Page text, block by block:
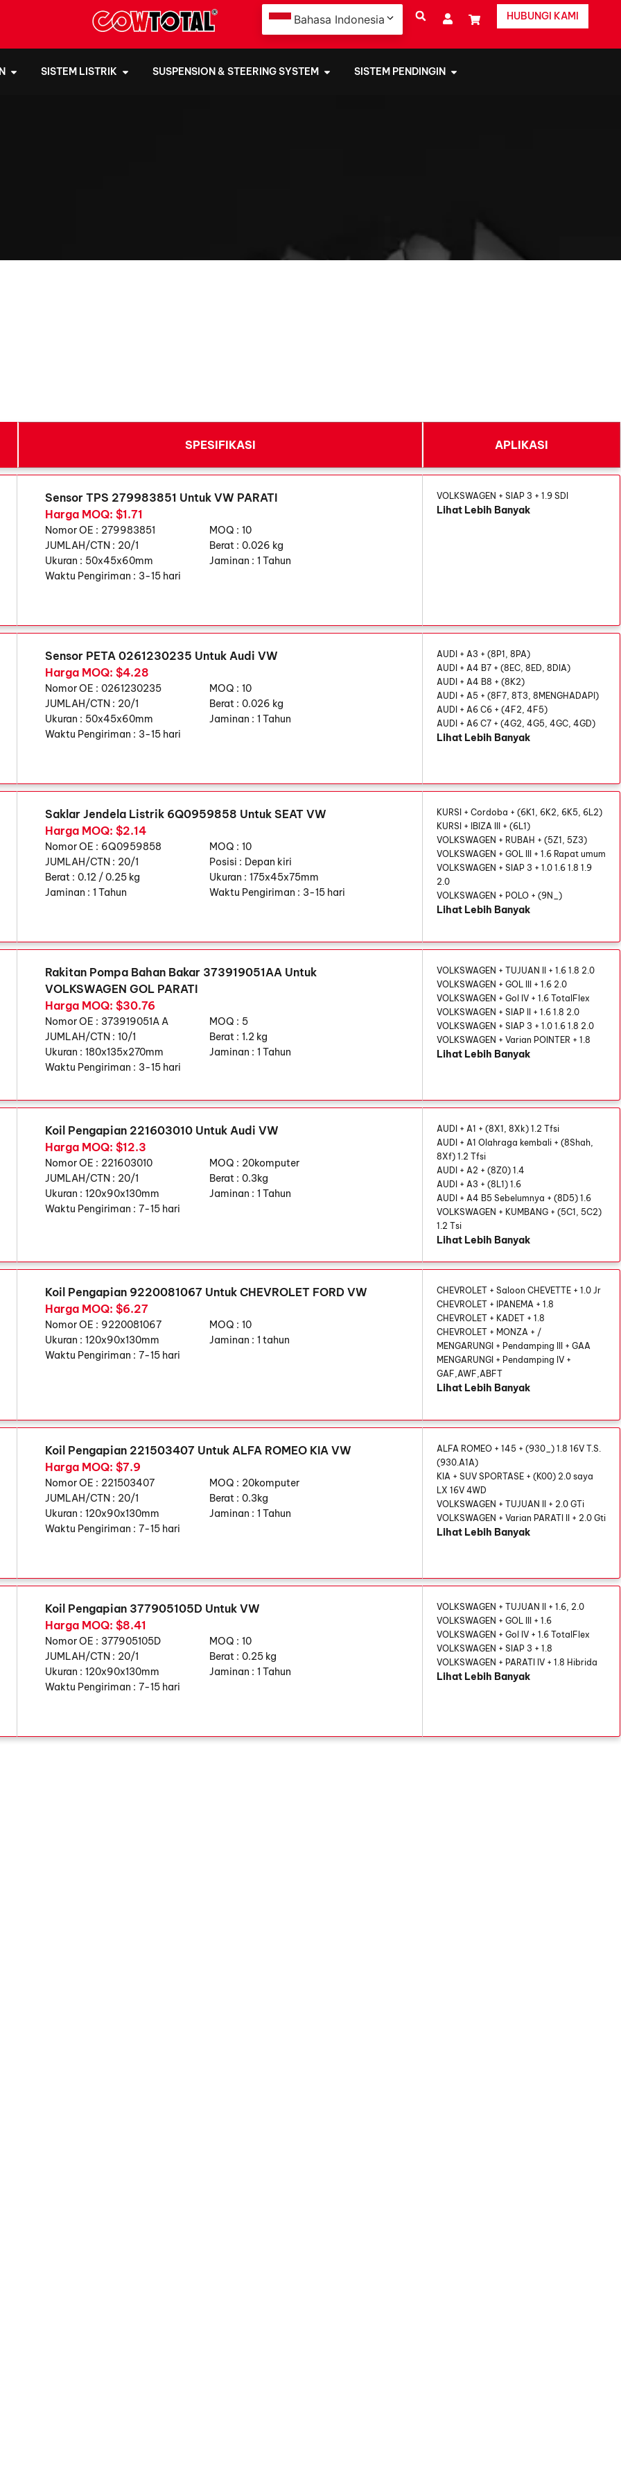
Bahasa Indonesia HUBUNGI KAMI
SISTEM LISTRIK SUSPENSION & STEERING SYSTEM SISTEM PENDINGIN
SPESIFIKASI APLIKASI
Sensor TPS 279983851 Untuk VW PARATI
Harga MOQ: $1.71
Nomor OE : 279983851 MOQ : 10
JUMLAH/CTN : 20/1 Berat : 0.026 kg
Ukuran : 50x45x60mm Jaminan : 1 Tahun
Waktu Pengiriman : 3-15 hari
VOLKSWAGEN + SIAP 3 + 1.9 SDI
Lihat Lebih Banyak
Sensor PETA 0261230235 Untuk Audi VW
Harga MOQ: $4.28
Nomor OE : 0261230235 MOQ : 10
JUMLAH/CTN : 20/1 Berat : 0.026 kg
Ukuran : 50x45x60mm Jaminan : 1 Tahun
Waktu Pengiriman : 3-15 hari
AUDI + A3 + (8P1, 8PA)
AUDI + A4 B7 + (8EC, 8ED, 8DIA)
AUDI + A4 B8 + (8K2)
AUDI + A5 + (8F7, 8T3, 8MENGHADAPI)
AUDI + A6 C6 + (4F2, 4F5)
AUDI + A6 C7 + (4G2, 4G5, 4GC, 4GD)
Lihat Lebih Banyak
Saklar Jendela Listrik 6Q0959858 Untuk SEAT VW
Harga MOQ: $2.14
Nomor OE : 6Q0959858 MOQ : 10
JUMLAH/CTN : 20/1 Posisi : Depan kiri
Berat : 0.12 / 0.25 kg Ukuran : 175x45x75mm
Jaminan : 1 Tahun Waktu Pengiriman : 3-15 hari
KURSI + Cordoba + (6K1, 6K2, 6K5, 6L2)
KURSI + IBIZA III + (6L1)
VOLKSWAGEN + RUBAH + (5Z1, 5Z3)
VOLKSWAGEN + GOL III + 1.6 Rapat umum
VOLKSWAGEN + SIAP 3 + 1.0 1.6 1.8 1.9
2.0
VOLKSWAGEN + POLO + (9N_)
Lihat Lebih Banyak
Rakitan Pompa Bahan Bakar 373919051AA Untuk
VOLKSWAGEN GOL PARATI
Harga MOQ: $30.76
Nomor OE : 373919051A A MOQ : 5
JUMLAH/CTN : 10/1 Berat : 1.2 kg
Ukuran : 180x135x270mm Jaminan : 1 Tahun
Waktu Pengiriman : 3-15 hari
VOLKSWAGEN + TUJUAN II + 1.6 1.8 2.0
VOLKSWAGEN + GOL III + 1.6 2.0
VOLKSWAGEN + Gol IV + 1.6 TotalFlex
VOLKSWAGEN + SIAP II + 1.6 1.8 2.0
VOLKSWAGEN + SIAP 3 + 1.0 1.6 1.8 2.0
VOLKSWAGEN + Varian POINTER + 1.8
Lihat Lebih Banyak
Koil Pengapian 221603010 Untuk Audi VW
Harga MOQ: $12.3
Nomor OE : 221603010 MOQ : 20komputer
JUMLAH/CTN : 20/1 Berat : 0.3kg
Ukuran : 120x90x130mm Jaminan : 1 Tahun
Waktu Pengiriman : 7-15 hari
AUDI + A1 + (8X1, 8Xk) 1.2 Tfsi
AUDI + A1 Olahraga kembali + (8Shah,
8Xf) 1.2 Tfsi
AUDI + A2 + (8Z0) 1.4
AUDI + A3 + (8L1) 1.6
AUDI + A4 B5 Sebelumnya + (8D5) 1.6
VOLKSWAGEN + KUMBANG + (5C1, 5C2)
1.2 Tsi
Lihat Lebih Banyak
Koil Pengapian 9220081067 Untuk CHEVROLET FORD VW
Harga MOQ: $6.27
Nomor OE : 9220081067 MOQ : 10
Ukuran : 120x90x130mm Jaminan : 1 tahun
Waktu Pengiriman : 7-15 hari
CHEVROLET + Saloon CHEVETTE + 1.0 Jr
CHEVROLET + IPANEMA + 1.8
CHEVROLET + KADET + 1.8
CHEVROLET + MONZA + /
MENGARUNGI + Pendamping III + GAA
MENGARUNGI + Pendamping IV +
GAF,AWF,ABFT
Lihat Lebih Banyak
Koil Pengapian 221503407 Untuk ALFA ROMEO KIA VW
Harga MOQ: $7.9
Nomor OE : 221503407 MOQ : 20komputer
JUMLAH/CTN : 20/1 Berat : 0.3kg
Ukuran : 120x90x130mm Jaminan : 1 Tahun
Waktu Pengiriman : 7-15 hari
ALFA ROMEO + 145 + (930_) 1.8 16V T.S.
(930.A1A)
KIA + SUV SPORTASE + (K00) 2.0 saya
LX 16V 4WD
VOLKSWAGEN + TUJUAN II + 2.0 GTi
VOLKSWAGEN + Varian PARATI II + 2.0 Gti
Lihat Lebih Banyak
Koil Pengapian 377905105D Untuk VW
Harga MOQ: $8.41
Nomor OE : 377905105D MOQ : 10
JUMLAH/CTN : 20/1 Berat : 0.25 kg
Ukuran : 120x90x130mm Jaminan : 1 Tahun
Waktu Pengiriman : 7-15 hari
VOLKSWAGEN + TUJUAN II + 1.6, 2.0
VOLKSWAGEN + GOL III + 1.6
VOLKSWAGEN + Gol IV + 1.6 TotalFlex
VOLKSWAGEN + SIAP 3 + 1.8
VOLKSWAGEN + PARATI IV + 1.8 Hibrida
Lihat Lebih Banyak